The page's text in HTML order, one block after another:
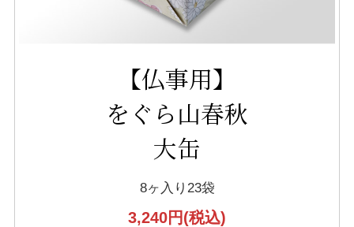
【仏事用】
をぐら山春秋
大缶
8ヶ入り23袋
3,240円(税込)